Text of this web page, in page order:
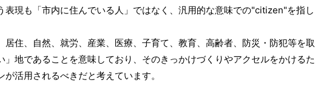
表現も「市内に住んでいる人」ではなく、汎用的な意味での"citizen"を指し
住、自然、就労、産業、医療、子育て、教育、高齢者、防災・防犯等を取
」地であることを意味しており、そのきっかけづくりやアクセルをかけるた
活用されるべきだと考えています。